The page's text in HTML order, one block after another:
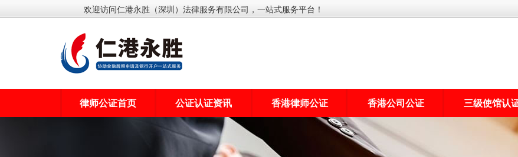
欢迎访问仁港永胜（深圳）法律服务有限公司，一站式服务平台！
律师公证首页 公证认证资讯 香港律师公证 香港公司公证 三级使馆认